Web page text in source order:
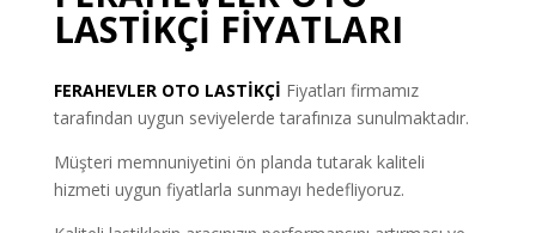
LASTİKÇİ FİYATLARI
FERAHEVLER OTO LASTİKÇİ Fiyatları firmamız
tarafından uygun seviyelerde tarafınıza sunulmaktadır.
Müşteri memnuniyetini ön planda tutarak kaliteli
hizmeti uygun fiyatlarla sunmayı hedefliyoruz.